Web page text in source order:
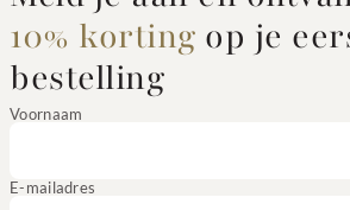
10% korting op je
bestelling
Voornaam
E-mailadres